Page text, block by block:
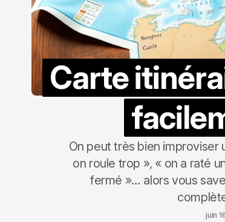
Carte
On peut très bien improviser
on roule trop », « on a raté
fermé »… alors vous
juin